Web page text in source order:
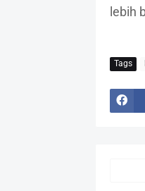
lebih
Tags